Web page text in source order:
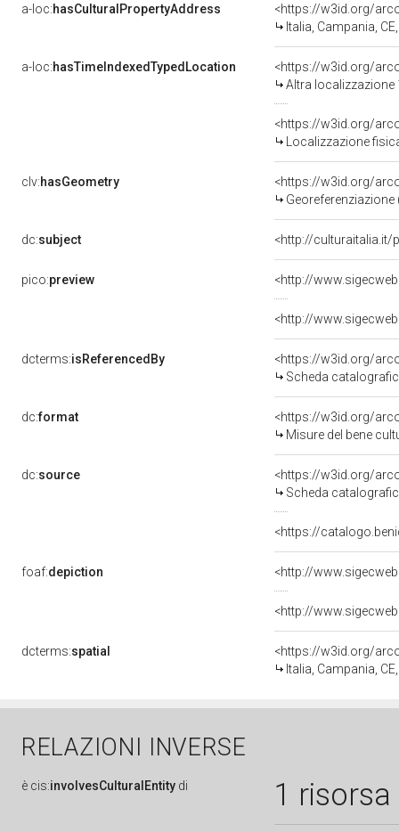
a-loc:hasCulturalPropertyAddress
<https://w3id.org/
Italia, Campania,
a-loc:hasTimeIndexedTypedLocation
<https://w3id.org/
Altra localizzazione
<https://w3id.org/
Localizzazione
clv:hasGeometry
<https://w3id.org/
dc:subject <http://culturaitalia.it/
pico:preview
dcterms:isReferencedBy
<https://w3id.org/
Scheda
dc:format
<https://w3id.org/
Misure del bene
dc:source
<https://w3id.org/
Scheda
<https://
foaf:depiction
dcterms:spatial
<https://w3id.org/
Italia, Campania,
RELAZIONI INVERSE
è cis:involvesCulturalEntity di 1 risorsa